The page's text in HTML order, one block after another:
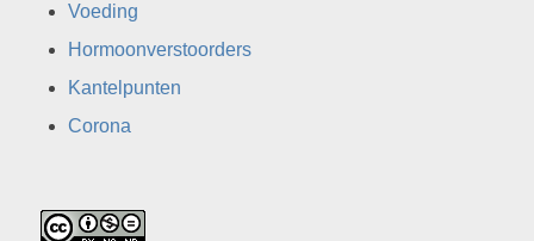
Voeding
Hormoonverstoorders
Kantelpunten
Corona